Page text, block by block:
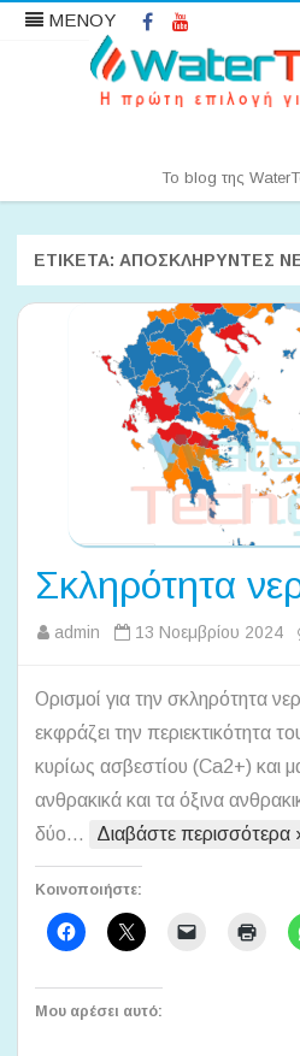
ΜΕΝΟΥ Facebook
Το blog της
ΕΤΙΚΈΤΑ: ΑΠΟΣΚΛΗΡΥΝΤΈΣ
Σκληρότητα
admin 13 Νοεμβρίου 2024
Ορισμοί για την σκληρότητα
εκφράζει την περιεκτικότητα
κυρίως ασβεστίου (Ca2+) και
ανθρακικά και τα όξινα
δύο…
Διαβάστε περισσότερα
Κοινοποιήστε:
Μου αρέσει αυτό: